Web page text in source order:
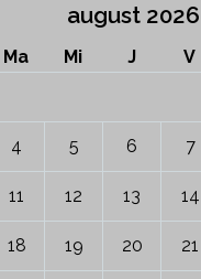
august 2026
Ma Mi J V
4 5 6 7
11 12 13 14
18 19 20 21